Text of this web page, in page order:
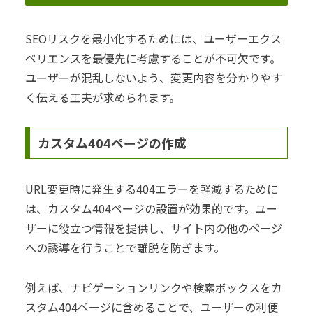
SEOリスクを最小化するためには、ユーザーエクス
ペリエンスを最優先に考慮することが不可欠です。
ユーザーが混乱しないよう、変更内容を分かりやす
く伝える工夫が求められます。
カスタム404ページの作成
URL変更時に発生する404エラーを軽減するために
は、カスタム404ページの設置が効果的です。ユー
ザーに役立つ情報を提供し、サイト内の他のページ
への誘導を行うことで離脱を防ぎます。
例えば、ナビゲーションリンクや検索ボックスをカ
スタム404ページに含めることで、ユーザーの利便